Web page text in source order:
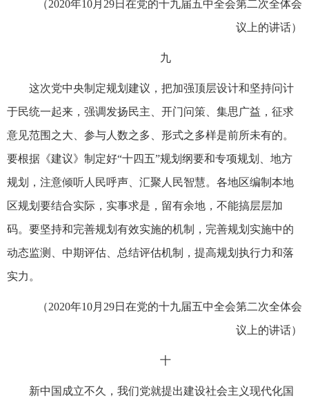
（2020年10月29日在党的十九届五中全会第二次全体会
议上的讲话）
九
这次党中央制定规划建议，把加强顶层设计和坚持问计
于民统一起来，强调发扬民主、开门问策、集思广益，征求
意见范围之大、参与人数之多、形式之多样是前所未有的。
要根据《建议》制定好“十四五”规划纲要和专项规划、地方
规划，注意倾听人民呼声、汇聚人民智慧。各地区编制本地
区规划要结合实际，实事求是，留有余地，不能搞层层加
码。要坚持和完善规划有效实施的机制，完善规划实施中的
动态监测、中期评估、总结评估机制，提高规划执行力和落
实力。
（2020年10月29日在党的十九届五中全会第二次全体会
议上的讲话）
十
新中国成立不久，我们党就提出建设社会主义现代化国